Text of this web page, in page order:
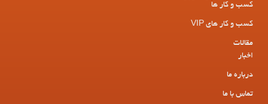
کسب و کار ها
کسب و کار های VIP
مقالات
اخبار
درباره ما
تماس با ما